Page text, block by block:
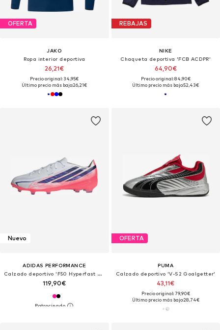
OFERTA
JAKO
Ropa interior deportiva
26,21€
Precio original: 34,95€
Último precio más bajo:26,21€
REBAJAS
NIKE
Chaqueta deportiva 'FCB ACDPR'
64,90€
Precio original: 84,90€
Último precio más bajo:52,43€
Nuevo
ADIDAS PERFORMANCE
Calzado deportivo 'F50 Hyperfast Elite'
119,90€
OFERTA
PUMA
Calzado deportivo 'V-S2 Goalgetter'
43,11€
Precio original: 79,90€
Último precio más bajo:28,74€